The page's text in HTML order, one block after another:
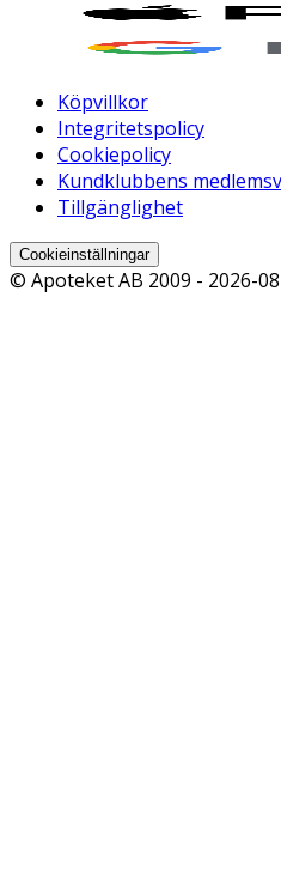
Köpvillkor
Integritetspolicy
Cookiepolicy
Kundklubbens
Tillgänglighet
Cookieinställningar
© Apoteket AB 2009 - 2026-